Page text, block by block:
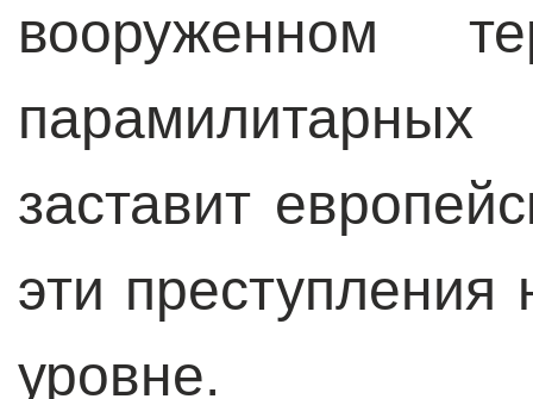
вооруженном
заставит
эти
уровне.